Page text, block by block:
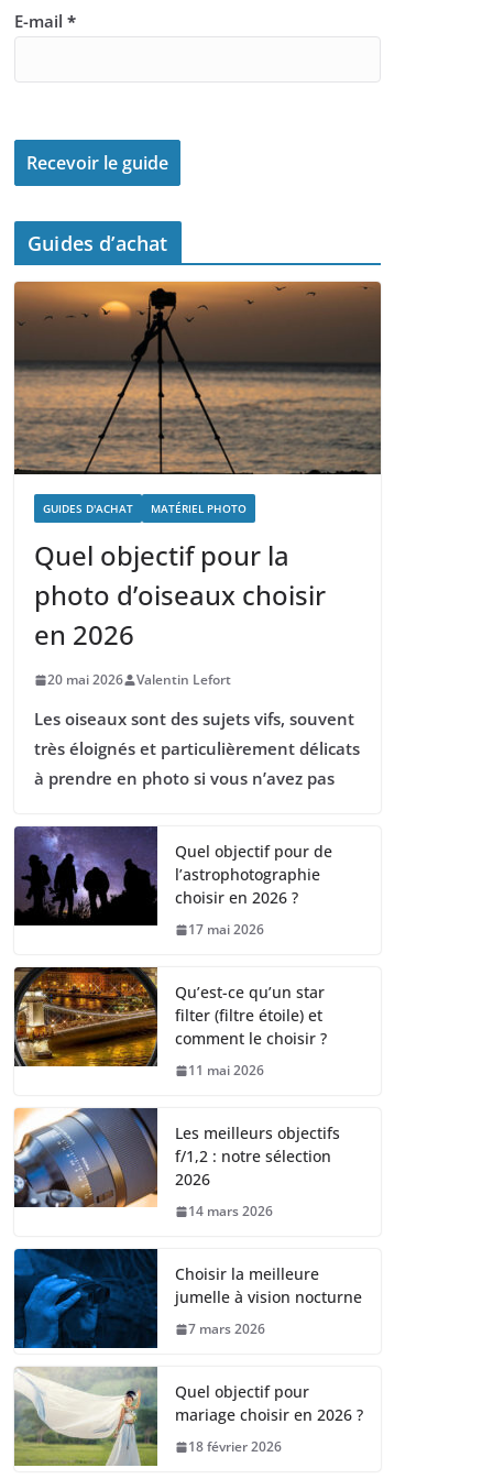
E-mail *
Guides d’achat
GUIDES D'ACHAT MATÉRIEL PHOTO
Quel objectif pour la
photo d’oiseaux choisir
en 2026
20 mai 2026 Valentin Lefort
Les oiseaux sont des sujets vifs, souvent
très éloignés et particulièrement délicats
à prendre en photo si vous n’avez pas
Quel objectif pour de
l’astrophotographie
choisir en 2026 ?
17 mai 2026
Qu’est-ce qu’un star
filter (filtre étoile) et
comment le choisir ?
11 mai 2026
Les meilleurs objectifs
f/1,2 : notre sélection
2026
14 mars 2026
Choisir la meilleure
jumelle à vision nocturne
7 mars 2026
Quel objectif pour
mariage choisir en 2026 ?
18 février 2026